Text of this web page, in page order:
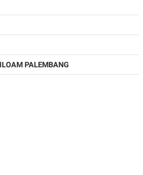
PALEMBANG